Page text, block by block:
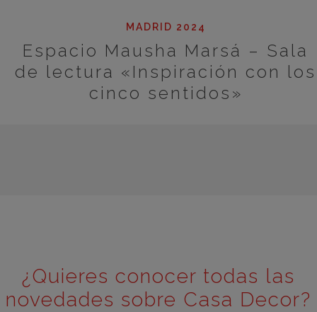
MADRID 2024
Espacio Mausha Marsá – Sala
de lectura «Inspiración con los
cinco sentidos»
¿Quieres conocer todas las
novedades sobre Casa Decor?